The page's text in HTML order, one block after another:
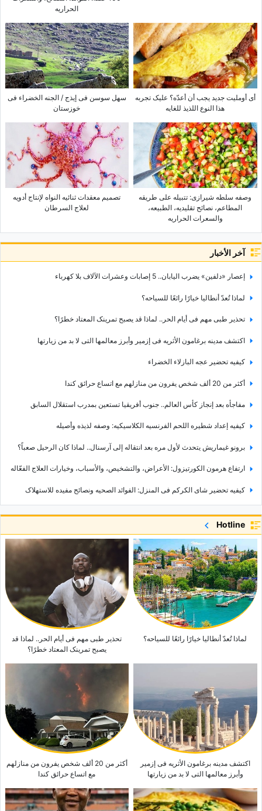
الحراریه
أی أوملیت جدید یجب أن أعدّه؟ علیک تجربه
هذا النوع اللذیذ للغایه
سهل سوسن فی إیذج / الجنه الخضراء فی
خوزستان
وصفه سلطه شیرازی: تتبیله على طریقه
المطاعم، نصائح تقلیدیه، الطبیعه،
والسعرات الحراریه
تصمیم معقدات ثنائیه النواه لإنتاج أدویه
لعلاج السرطان
آخر الأخبار
إعصار «دلفین» یضرب الیابان.. 5 إصابات وعشرات الآلاف بلا کهرباء
لماذا تُعدّ أنطالیا خیارًا رائعًا للسیاحه؟
تحذیر طبی مهم فی أیام الحر.. لماذا قد یصبح تمرینک المعتاد خطرًا؟
اکتشف مدینه برغامون الأثریه فی إزمیر وأبرز معالمها التی لا بد من زیارتها
کیفیه تحضیر عجه البازلاء الخضراء
أکثر من 20 ألف شخص یفرون من منازلهم مع اتساع حرائق کندا
مفاجأه بعد إنجاز کأس العالم.. جنوب أفریقیا تستعین بمدرب استقلال السابق
کیفیه إعداد شطیره اللحم الفرنسیه الکلاسیکیه: وصفه لذیذه وأصیله
برونو غیماریش یتحدث لأول مره بعد انتقاله إلى آرسنال.. لماذا کان الرحیل صعباً؟
ارتفاع هرمون الکورتیزول: الأعراض، والتشخیص، والأسباب، وخیارات العلاج الفعّاله
کیفیه تحضیر شای الکرکم فی المنزل: الفوائد الصحیه ونصائح مفیده للاستهلاک
قشر البرتقال المُرّ: کنز طبیعی للاسترخاء وتحسین الصحه
قائد منتخب الیابان یحصد لقب «رجل العام» فی الکره الطائره الآسیویه
کیف یمکن للتمارین الریاضیه أن تساعد فی الوقایه من التهاب المفاصل التنکّسی:
حمایه مفاصلک من خلال الحرکه المنتظمه
Hotline
لماذا تُعدّ أنطالیا خیارًا رائعًا للسیاحه؟
تحذیر طبی مهم فی أیام الحر.. لماذا قد
یصبح تمرینک المعتاد خطرًا؟
اکتشف مدینه برغامون الأثریه فی إزمیر
وأبرز معالمها التی لا بد من زیارتها
أکثر من 20 ألف شخص یفرون من منازلهم
مع اتساع حرائق کندا